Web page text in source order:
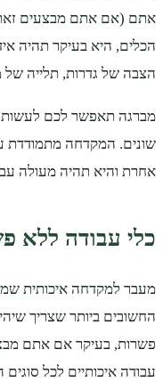
אתם (אם אתם מבצעים
הכלים, היא בעיקר תהיה
הצבה של גדרות, תלייה של
מברגה תאפשר לכם לעשות
שונים. המקדחה מתמודדת
אחרת והיא תהיה מעולה
כלי עבודה ללא
מעבר למקדחה איכותית
החשובים ביותר שצריך
פשרות, בעיקר אם אתם
עבודה איכותיים לכל